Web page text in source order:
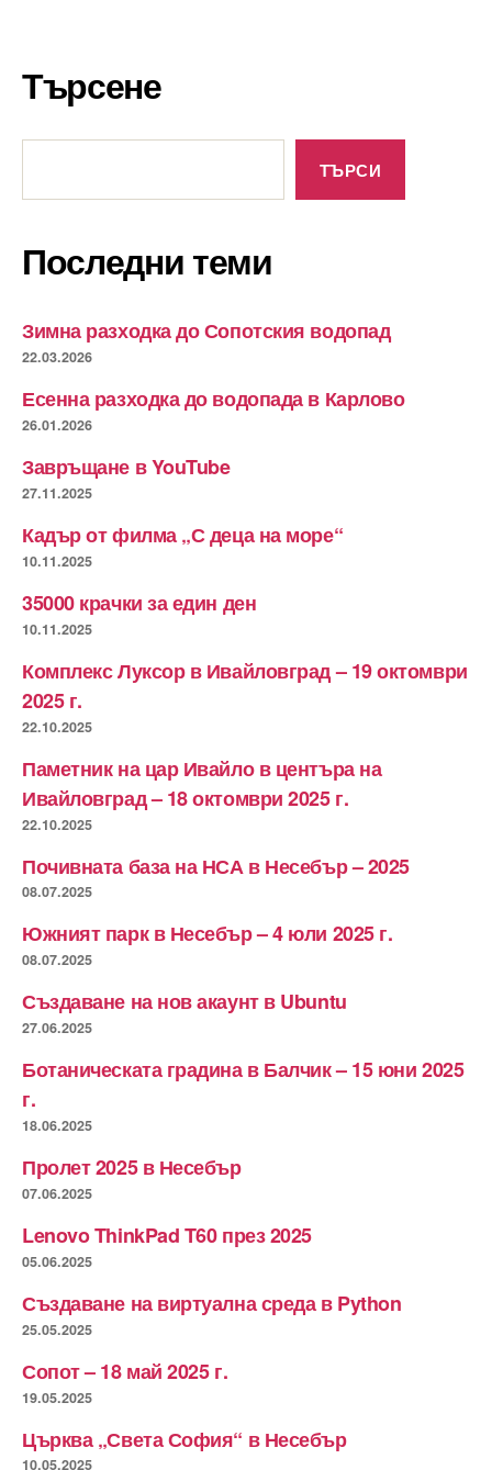
Търсене
ТЪРСИ
Последни теми
Зимна разходка до Сопотския водопад
22.03.2026
Есенна разходка до водопада в Карлово
26.01.2026
Завръщане в YouTube
27.11.2025
Кадър от филма „С деца на море“
10.11.2025
35000 крачки за един ден
10.11.2025
Комплекс Луксор в Ивайловград – 19 октомври
2025 г.
22.10.2025
Паметник на цар Ивайло в центъра на
Ивайловград – 18 октомври 2025 г.
22.10.2025
Почивната база на НСА в Несебър – 2025
08.07.2025
Южният парк в Несебър – 4 юли 2025 г.
08.07.2025
Създаване на нов акаунт в Ubuntu
27.06.2025
Ботаническата градина в Балчик – 15 юни 2025
г.
18.06.2025
Пролет 2025 в Несебър
07.06.2025
Lenovo ThinkPad T60 през 2025
05.06.2025
Създаване на виртуална среда в Python
25.05.2025
Сопот – 18 май 2025 г.
19.05.2025
Църква „Света София“ в Несебър
10.05.2025